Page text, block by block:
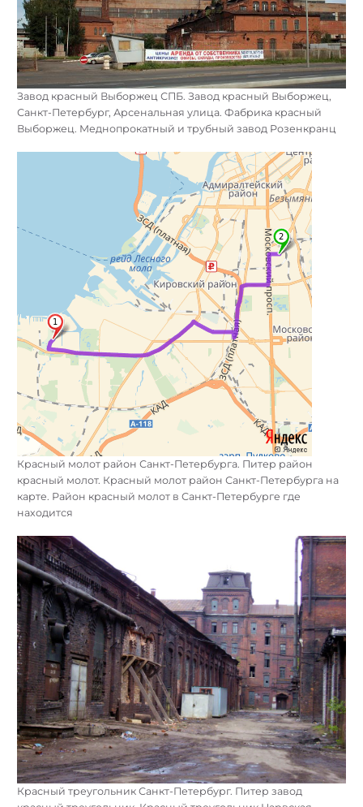
Завод красный Выборжец СПБ. Завод красный Выборжец,
Санкт-Петербург, Арсенальная улица. Фабрика красный
Выборжец. Меднопрокатный и трубный завод Розенкранц
Красный молот район Санкт-Петербурга. Питер район
красный молот. Красный молот район Санкт-Петербурга на
карте. Район красный молот в Санкт-Петербурге где
находится
Красный треугольник Санкт-Петербург. Питер завод